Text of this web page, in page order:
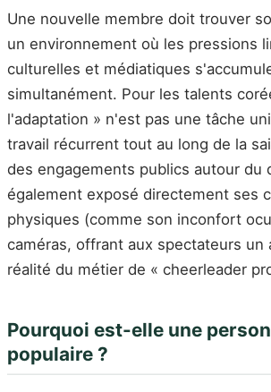
Une nouvelle membre doit trouver
un environnement où les pressions
culturelles et médiatiques
simultanément. Pour les talents
l'adaptation » n'est pas une tâche
travail récurrent tout au long de la
des engagements publics autour du
également exposé directement ses
physiques (comme son inconfort
caméras, offrant aux spectateurs un
réalité du métier de « cheerleader
Pourquoi est-elle une
populaire ?